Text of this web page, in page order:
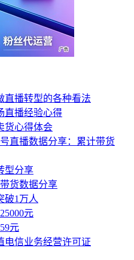
直播转型的各种看法
直播经验心得
货心得体会
直播数据分享：累计带货
型分享
货数据分享
破1万人
元
元
电信业务经营许可证